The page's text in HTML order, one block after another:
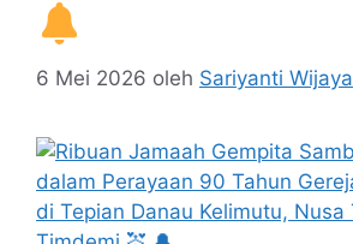
6 Mei 2026 oleh Sariyanti Wijaya